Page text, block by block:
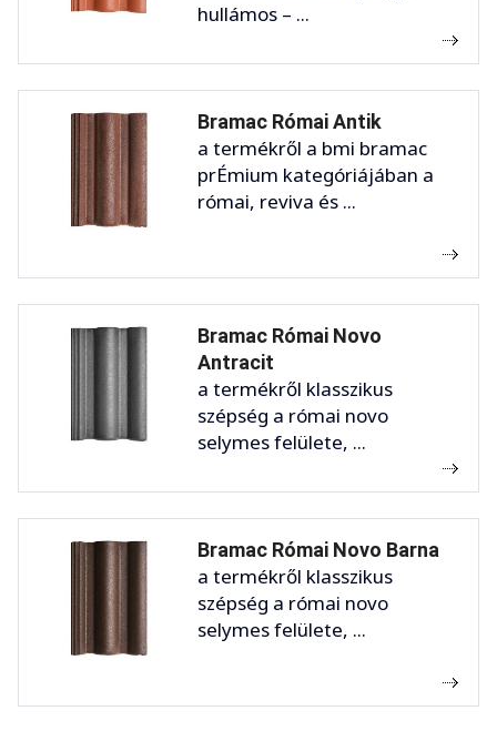
hullámos – ...
Bramac Római Antik
a termékről a bmi bramac
prÉmium kategóriájában a
római, reviva és ...
Bramac Római Novo
Antracit
a termékről klasszikus
szépség a római novo
selymes felülete, ...
Bramac Római Novo Barna
a termékről klasszikus
szépség a római novo
selymes felülete, ...